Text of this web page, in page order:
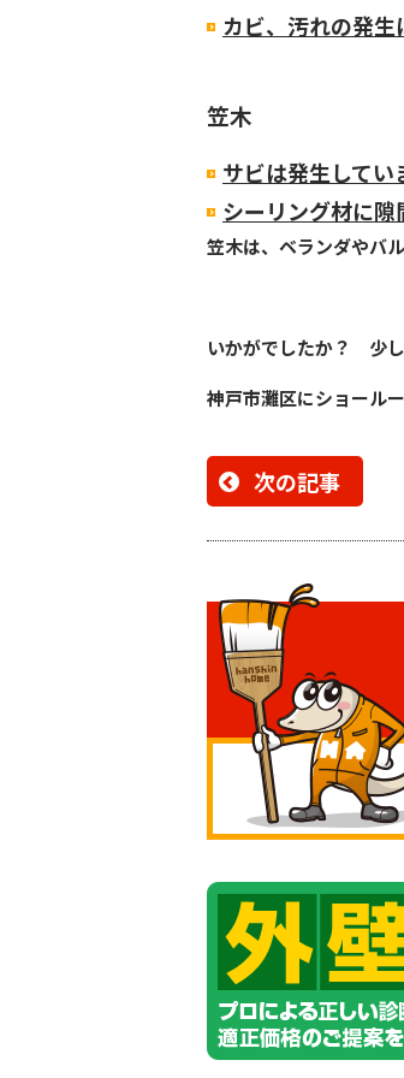
カビ、汚れの発生
笠木
サビは発生してい
シーリング材に隙
笠木は、ベランダやバ
いかがでしたか？ 少
神戸市灘区にショール
次の記事